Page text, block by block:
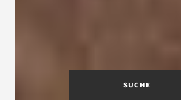
SUCHE